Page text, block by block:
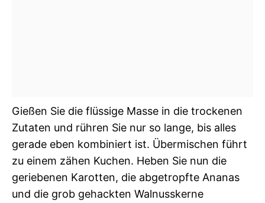
Gießen Sie die flüssige Masse in die trockenen
Zutaten und rühren Sie nur so lange, bis alles
gerade eben kombiniert ist. Übermischen führt
zu einem zähen Kuchen. Heben Sie nun die
geriebenen Karotten, die abgetropfte Ananas
und die grob gehackten Walnusskerne